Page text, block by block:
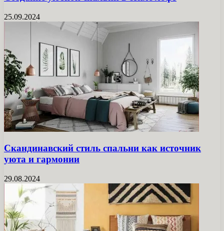
25.09.2024
Скандинавский стиль спальни как источник
уюта и гармонии
29.08.2024